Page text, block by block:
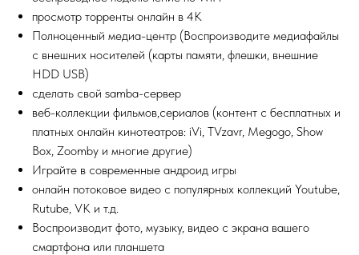
просмотр торренты онлайн в 4К
Полноценный медиа-центр (Воспроизводите медиафайлы
с внешних носителей (карты памяти, флешки, внешние
HDD USB)
сделать свой samba-сервер
веб-коллекции фильмов,сериалов (контент с бесплатных и
платных онлайн кинотеатров: iVi, TVzavr, Megogo, Show
Box, Zoomby и многие другие)
Играйте в современные андроид игры
онлайн потоковое видео с популярных коллекций Youtube,
Rutube, VK и т.д.
Воспроизводит фото, музыку, видео с экрана вашего
смартфона или планшета